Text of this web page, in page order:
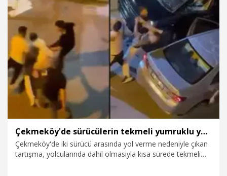
4.08.2026 Gündem
Çekmeköy'de sürücülerin tekmeli yumruklu yol verme kavgası kamerada
Çekmeköy'de iki sürücü arasında yol verme nedeniyle çıkan
tartışma, yolcularında dahil olmasıyla kısa sürede tekmeli